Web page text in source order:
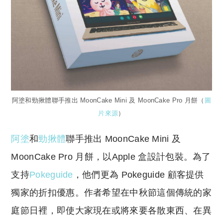
阿塗和勁揪體聯手推出 MoonCake Mini 及 MoonCake Pro 月餅（ 圖
片來源）
阿塗和勁揪體聯手推出 MoonCake Mini 及
MoonCake Pro 月餅，以Apple 盒設計包裝。為了
支持Pokeguide ，他們更為 Pokeguide 顧客提供
獨家的折扣優惠。作者希望在中秋節這個傳統的家
庭節日裡，即使大家現在或將來要各散東西、在異